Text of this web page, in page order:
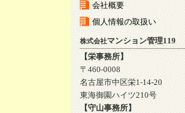
会社概要
個人情報の取扱い
株式会社マンション管理119
【栄事務所】
〒460-0008
名古屋市中区栄1-14-20
東海御園ハイツ210号
【守山事務所】